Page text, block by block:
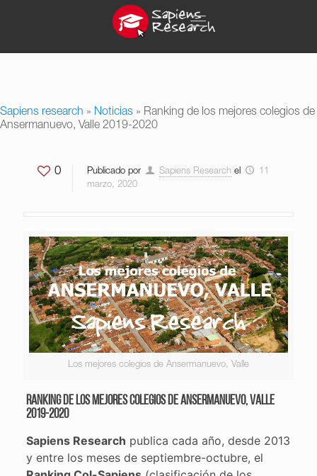
Sapiens research » Noticias » Ranking de los mejores colegios de
Ansermanuevo, Valle 2019-2020
0 Publicado por Sapiens Research el
11
marzo, 2020
Los mejores colegios de Ansermanuevo, Valle
Ranking de los mejores colegios de Ansermanuevo, Valle
2019-2020
Sapiens Research publica cada año, desde 2013
y entre los meses de septiembre-octubre, el